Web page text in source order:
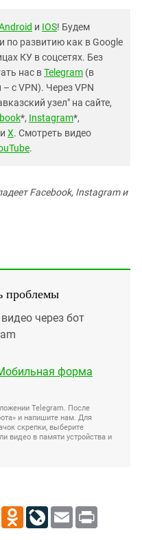
и IOS! Будем
по развитию как в Google
КУ в соцсетях. Без
нас вTelegram (в
с VPN). Через VPN
узел" на сайте,
*, Instagram*,
X. Смотреть видео
.
Facebook, Instagram и
проблемы
через бот
форма
Telegram. После
и напишите нам. Для
скрепки, выберите
видео в памяти устройства и
Odnoklassniki
LiveJournal
Email Print